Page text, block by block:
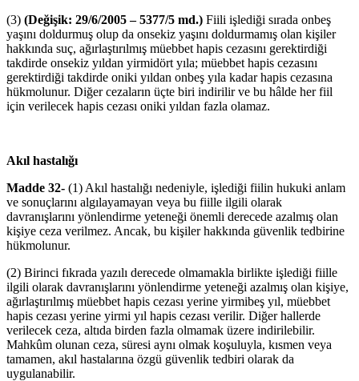
(3) (Değişik: 29/6/2005 – 5377/5 md.) Fiili işlediği sırada onbeş
yaşını doldurmuş olup da onsekiz yaşını doldurmamış olan kişiler
hakkında suç, ağırlaştırılmış müebbet hapis cezasını gerektirdiği
takdirde onsekiz yıldan yirmidört yıla; müebbet hapis cezasını
gerektirdiği takdirde oniki yıldan onbeş yıla kadar hapis cezasına
hükmolunur. Diğer cezaların üçte biri indirilir ve bu hâlde her fiil
için verilecek hapis cezası oniki yıldan fazla olamaz.
Akıl hastalığı
Madde 32- (1) Akıl hastalığı nedeniyle, işlediği fiilin hukuki anlam
ve sonuçlarını algılayamayan veya bu fiille ilgili olarak
davranışlarını yönlendirme yeteneği önemli derecede azalmış olan
kişiye ceza verilmez. Ancak, bu kişiler hakkında güvenlik tedbirine
hükmolunur.
(2) Birinci fıkrada yazılı derecede olmamakla birlikte işlediği fiille
ilgili olarak davranışlarını yönlendirme yeteneği azalmış olan kişiye,
ağırlaştırılmış müebbet hapis cezası yerine yirmibeş yıl, müebbet
hapis cezası yerine yirmi yıl hapis cezası verilir. Diğer hallerde
verilecek ceza, altıda birden fazla olmamak üzere indirilebilir.
Mahkûm olunan ceza, süresi aynı olmak koşuluyla, kısmen veya
tamamen, akıl hastalarına özgü güvenlik tedbiri olarak da
uygulanabilir.